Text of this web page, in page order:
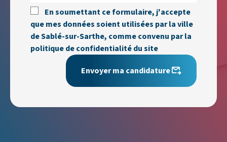
En soumettant ce formulaire, j'accepte
que mes données soient utilisées par la ville
de Sablé-sur-Sarthe, comme convenu par la
politique de confidentialité du site
Envoyer ma candidature